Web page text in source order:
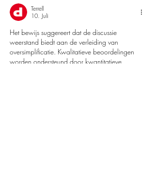
Terrell
10. Juli
Het bewijs suggereert dat de discussie
weerstand biedt aan de verleiding van
oversimplificatie. Kwalitatieve beoordelingen
worden ondersteund door kwantitatieve